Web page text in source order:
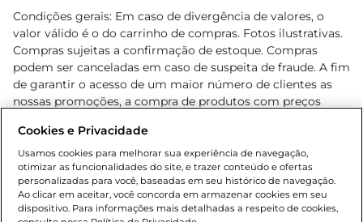
Condições gerais: Em caso de divergência de valores, o
valor válido é o do carrinho de compras. Fotos ilustrativas.
Compras sujeitas a confirmação de estoque. Compras
podem ser canceladas em caso de suspeita de fraude. A fim
de garantir o acesso de um maior número de clientes as
nossas promoções, a compra de produtos com preços
cliente. Os preços, ofertas e condições são exclusivos para
o e-commerce e válidos durante o dia de hoje, podendo
sofrer alterações sem prévia notificação. Proibida a venda
de bebidas alcoólicas para menores de 18 anos, conforme
Lei n.º 8069/90, art. 81, inciso II (Estatuto da Criança e do
Cookies e Privacidade
Usamos cookies para melhorar sua experiência de navegação,
otimizar as funcionalidades do site, e trazer conteúdo e ofertas
personalizadas para você, baseadas em seu histórico de navegação.
Ao clicar em aceitar, você concorda em armazenar cookies em seu
dispositivo. Para informações mais detalhadas a respeito de cookies,